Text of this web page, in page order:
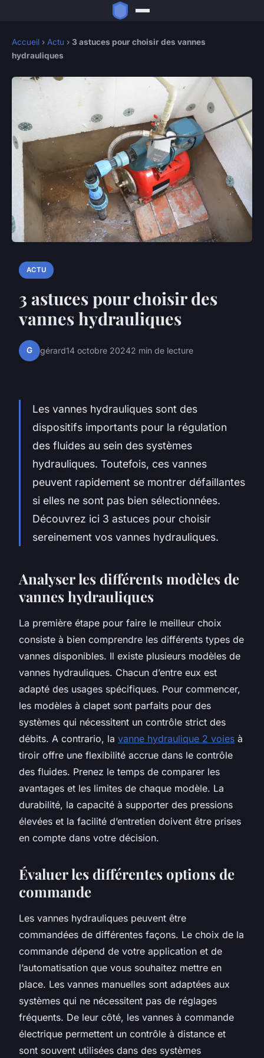
Accueil › Actu › 3 astuces pour choisir des vannes
hydrauliques
ACTU
3 astuces pour choisir des
vannes hydrauliques
G gérard14 octobre 20242 min de lecture
Les vannes hydrauliques sont des
dispositifs importants pour la régulation
des fluides au sein des systèmes
hydrauliques. Toutefois, ces vannes
peuvent rapidement se montrer défaillantes
si elles ne sont pas bien sélectionnées.
Découvrez ici 3 astuces pour choisir
sereinement vos vannes hydrauliques.
Analyser les différents modèles de
vannes hydrauliques
La première étape pour faire le meilleur choix
consiste à bien comprendre les différents types de
vannes disponibles. Il existe plusieurs modèles de
vannes hydrauliques. Chacun d’entre eux est
adapté des usages spécifiques. Pour commencer,
les modèles à clapet sont parfaits pour des
systèmes qui nécessitent un contrôle strict des
débits. A contrario, la vanne hydraulique 2 voies à
tiroir offre une flexibilité accrue dans le contrôle
des fluides. Prenez le temps de comparer les
avantages et les limites de chaque modèle. La
durabilité, la capacité à supporter des pressions
élevées et la facilité d’entretien doivent être prises
en compte dans votre décision.
Évaluer les différentes options de
commande
Les vannes hydrauliques peuvent être
commandées de différentes façons. Le choix de la
commande dépend de votre application et de
l’automatisation que vous souhaitez mettre en
place. Les vannes manuelles sont adaptées aux
systèmes qui ne nécessitent pas de réglages
fréquents. De leur côté, les vannes à commande
électrique permettent un contrôle à distance et
sont souvent utilisées dans des systèmes